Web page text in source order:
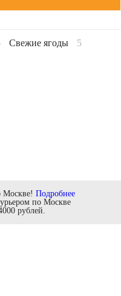
Свежие ягоды
Москве! Подробнее
по Москве
рублей.